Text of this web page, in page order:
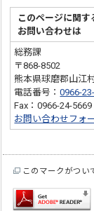
このページに関す
お問い合わせは
総務課
〒868-8502
熊本県球磨郡山江
電話番号：0966-
Fax：0966-24-5669
お問い合わせフォ
このマークがつい